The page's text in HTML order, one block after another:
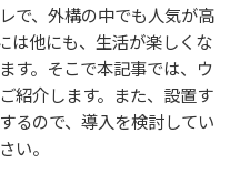
で、外構の中でも人気が高
は他にも、生活が楽しくな
す。そこで本記事では、ウ
紹介します。また、設置す
るので、導入を検討してい
い。